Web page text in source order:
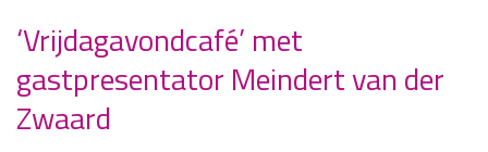
» Volgend nieuwsbericht
IT-er Scott Maarse gast in talkshow ‘Door de
Mangel’
23 mei 2017
‘Vrijdagavondcafé’ met
gastpresentator Meindert van der
Zwaard